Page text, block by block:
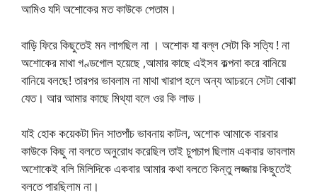
আমিও যদি অশোকের মত কাউকে পেতাম।
বাড়ি ফিরে কিছুতেই মন লাগছিল না । অশোক যা বল্ল সেটা কি সত্যি ! না
অশোকের মাথা গণ্ডগোল হয়েছে ,আমার কাছে এইসব কল্পনা করে বানিয়ে
বানিয়ে বলছে! তারপর ভাবলাম না মাথা খারাপ হলে অন্য আচরনে সেটা বোঝা
যেত। আর আমার কাছে মিথ্যা বলে ওর কি লাভ।
যাই হোক কয়েকটা দিন সাতপাঁচ ভাবনায় কাটল, অশোক আমাকে বারবার
কাউকে কিছু না বলতে অনুরোধ করেছিল তাই চুপচাপ ছিলাম একবার ভাবলাম
অশোকেই বলি মিলিদিকে একবার আমার কথা বলতে কিন্তু লজ্জায় কিছুতেই
বলতে পারছিলাম না।